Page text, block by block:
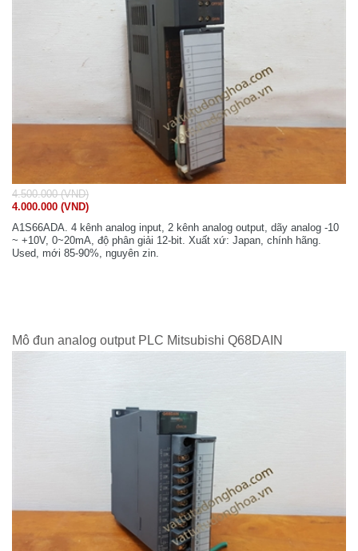
4.500.000 (VND)
4.000.000 (VND)
A1S66ADA. 4 kênh analog input, 2 kênh analog output, dãy analog -10
~ +10V, 0~20mA, độ phân giải 12-bit. Xuất xứ: Japan, chính hãng.
Used, mới 85-90%, nguyên zin.
Mô đun analog output PLC Mitsubishi Q68DAIN